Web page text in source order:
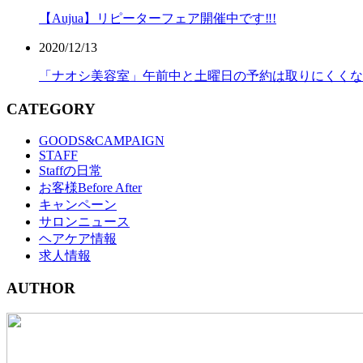
【Aujua】リピーターフェア開催中です‼!
2020/12/13
「ナオシ美容室」午前中と土曜日の予約は取りにくくな
CATEGORY
GOODS&CAMPAIGN
STAFF
Staffの日常
お客様Before After
キャンペーン
サロンニュース
ヘアケア情報
求人情報
AUTHOR